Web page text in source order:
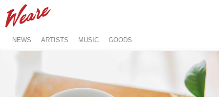
NEWS ARTISTS MUSIC GOODS